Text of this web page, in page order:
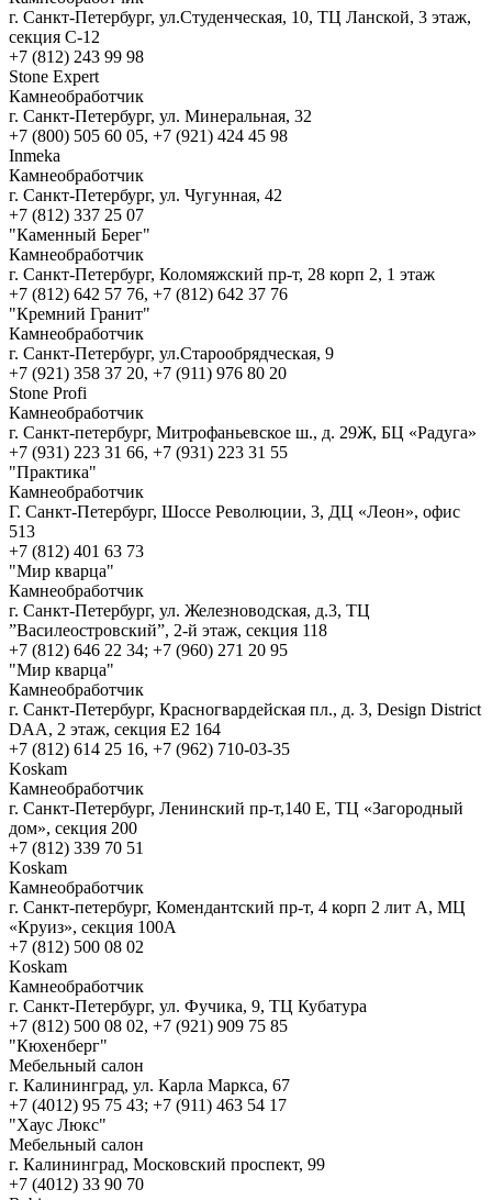
г. Санкт-Петербург, ул.Студенческая, 10, ТЦ Ланской, 3 этаж,
секция С-12
+7 (812) 243 99 98
Stone Expert
Камнеобработчик
г. Санкт-Петербург, ул. Минеральная, 32
+7 (800) 505 60 05, +7 (921) 424 45 98
Inmeka
Камнеобработчик
г. Санкт-Петербург, ул. Чугунная, 42
+7 (812) 337 25 07
"Каменный Берег"
Камнеобработчик
г. Санкт-Петербург, Коломяжский пр-т, 28 корп 2, 1 этаж
+7 (812) 642 57 76, +7 (812) 642 37 76
"Кремний Гранит"
Камнеобработчик
г. Санкт-Петербург, ул.Старообрядческая, 9
+7 (921) 358 37 20, +7 (911) 976 80 20
Stone Profi
Камнеобработчик
г. Санкт-петербург, Митрофаньевское ш., д. 29Ж, БЦ «Радуга»
+7 (931) 223 31 66, +7 (931) 223 31 55
"Практика"
Камнеобработчик
Г. Санкт-Петербург, Шоссе Революции, 3, ДЦ «Леон», офис
513
+7 (812) 401 63 73
"Мир кварца"
Камнеобработчик
г. Санкт-Петербург, ул. Железноводская, д.3, ТЦ
”Василеостровский”, 2-й этаж, секция 118
+7 (812) 646 22 34; +7 (960) 271 20 95
"Мир кварца"
Камнеобработчик
г. Санкт-Петербург, Красногвардейская пл., д. 3, Design District
DAA, 2 этаж, секция Е2 164
+7 (812) 614 25 16, +7 (962) 710-03-35
Koskam
Камнеобработчик
г. Санкт-Петербург, Ленинский пр-т,140 Е​, ТЦ «Загородный
дом», секция 200
+7 (812) 339 70 51
Koskam
Камнеобработчик
г. Санкт-петербург, Комендантский пр-т, 4 корп 2 лит А​, МЦ
«Круиз», секция 100А
+7 (812) 500 08 02
Koskam
Камнеобработчик
г. Санкт-Петербург, ул. Фучика, 9, ТЦ Кубатура
+7 (812) 500 08 02, +7 (921) 909 75 85
"Кюхенберг"
Мебельный салон
г. Калининград, ул. Карла Маркса, 67
+7 (4012) 95 75 43; +7 (911) 463 54 17
"Хаус Люкс"
Мебельный салон
г. Калининград, Московский проспект, 99
+7 (4012) 33 90 70